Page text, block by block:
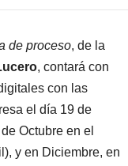
de proceso, de la
, contará con
con las
el día 19 de
Octubre en el
y en Diciembre, en